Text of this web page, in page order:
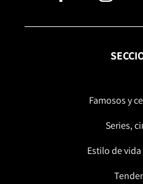
Famosos y
Series,
Estilo de